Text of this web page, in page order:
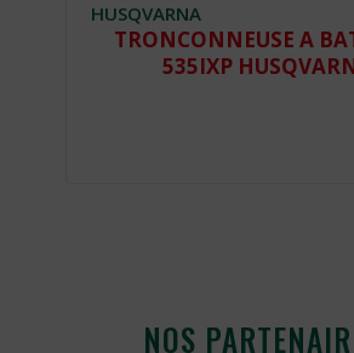
HUSQVARNA
TRONCONNEUSE A
535IXP
NOS